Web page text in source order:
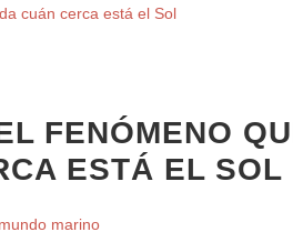
FENÓMENO
ESTÁ EL SOL